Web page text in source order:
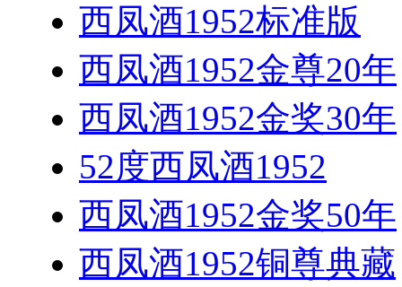
西凤酒1952标准版
西凤酒1952金尊20年
西凤酒1952金奖30年
52度西凤酒1952
西凤酒1952金奖50年
西凤酒1952铜尊典藏